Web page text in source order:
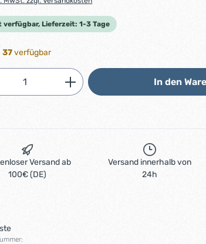
verfügbar, Lieferzeit: 1-3 Tage
37verfügbar
Anzahl: Gib den In den
Versand ab
100€ (DE)
Versand innerhalb von
24h